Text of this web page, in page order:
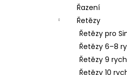
Řazení
Řetězy
Řetězy pro
Řetězy 6–8
Řetězy 9
Řetězy 10